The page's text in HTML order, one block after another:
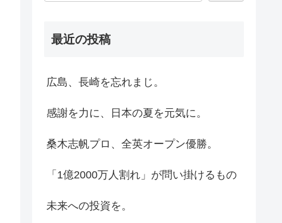
最近の投稿
広島、長崎を忘れまじ。
感謝を力に、日本の夏を元気に。
桑木志帆プロ、全英オープン優勝。
「1億2000万人割れ」が問い掛けるもの
未来への投資を。